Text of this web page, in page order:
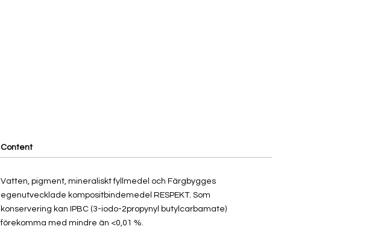
Content
Vatten, pigment, mineraliskt fyllmedel och Färgbygges
egenutvecklade kompositbindemedel RESPEKT. Som
konservering kan IPBC (3-iodo-2propynyl butylcarbamate)
förekomma med mindre än <0,01 %.